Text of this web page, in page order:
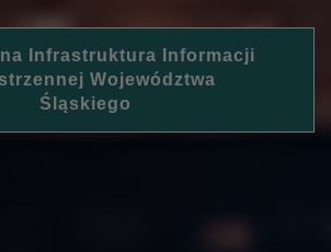
Infrastruktura Informacji
Województwa
Śląskiego